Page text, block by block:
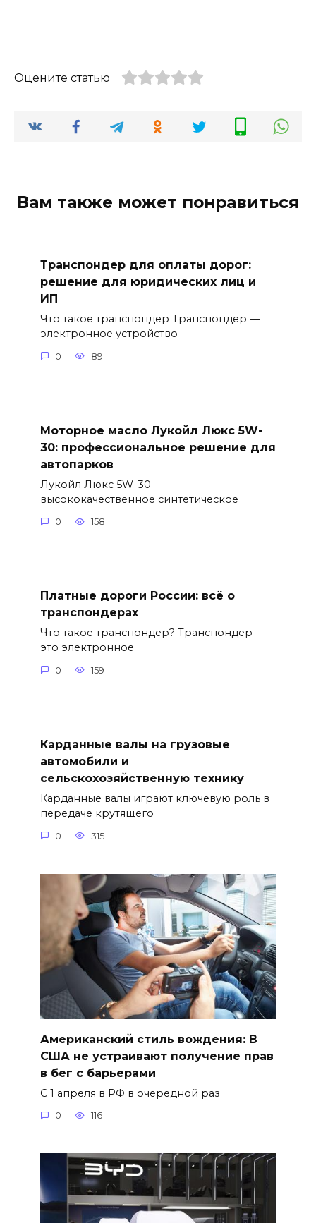
Оцените статью
Вам также может понравиться
Транспондер для оплаты дорог:
решение для юридических лиц и
ИП
Что такое транспондер Транспондер —
электронное устройство
0 89
Моторное масло Лукойл Люкс 5W-
30: профессиональное решение для
автопарков
Лукойл Люкс 5W-30 —
высококачественное синтетическое
0 158
Платные дороги России: всё о
транспондерах
Что такое транспондер? Транспондер —
это электронное
0 159
Карданные валы на грузовые
автомобили и
сельскохозяйственную технику
Карданные валы играют ключевую роль в
передаче крутящего
0 315
Американский стиль вождения: В
США не устраивают получение прав
в бег с барьерами
С 1 апреля в РФ в очередной раз
0 116